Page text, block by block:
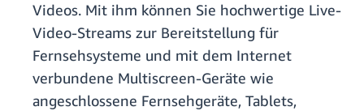
Videos. Mit ihm können Sie hochwertige Live-
Video-Streams zur Bereitstellung für
Fernsehsysteme und mit dem Internet
verbundene Multiscreen-Geräte wie
angeschlossene Fernsehgeräte, Tablets,